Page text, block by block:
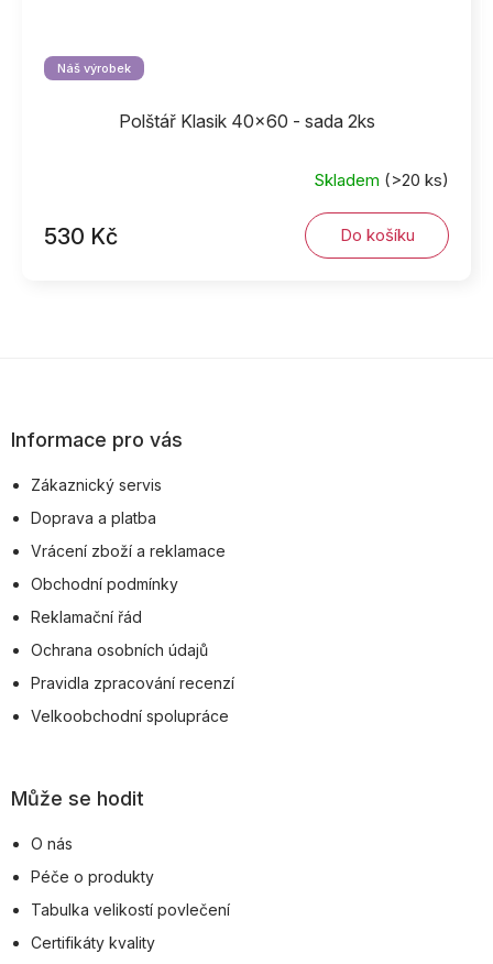
Náš výrobek
Polštář Klasik 40x60 - sada 2ks
Skladem (>20 ks)
530 Kč Do košíku
pInformace pro vás
Zákaznický servis
Doprava a platba
Vrácení zboží a reklamace
Obchodní podmínky
Reklamační řád
Ochrana osobních údajů
Pravidla zpracování recenzí
Velkoobchodní spolupráce
Může se hodit
O nás
Péče o produkty
Tabulka velikostí povlečení
Certifikáty kvality